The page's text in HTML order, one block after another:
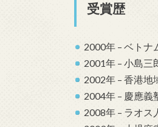
受賞歴
2000年 – ベトナ
2001年 – 小島三
2002年 – 香港地
2004年 – 慶應義
2008年 – ラオス